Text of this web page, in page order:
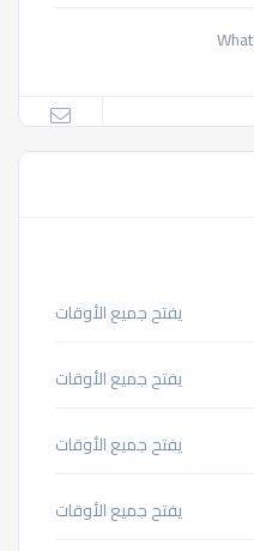
يفتح جميع الأوقات
يفتح جميع الأوقات
يفتح جميع الأوقات
يفتح جميع الأوقات